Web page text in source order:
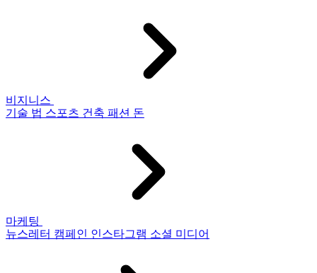
비지니스
기술 법 스포츠 건축 패션 돈
마케팅
뉴스레터 캠페인 인스타그램 소셜 미디어